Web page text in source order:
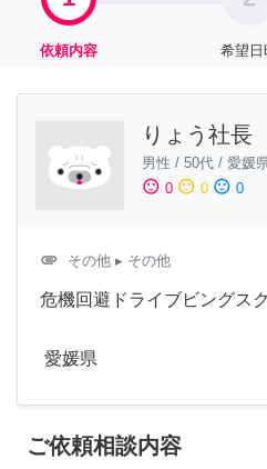
依頼内容 希望日
りょう社長
男性 / 50代 / 愛媛
sentiment_satisfied 0 sentiment_neutral 0 sentiment_dissatisfied 0
attachment その他 ▸ その他
危機回避ドライブビングス
愛媛県
ご依頼相談内容